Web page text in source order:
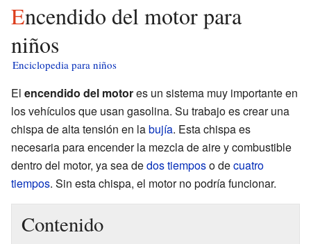
Encendido del motor para
niños
Enciclopedia para niños
El encendido del motores un sistema muy importante en
los vehículos que usan gasolina. Su trabajo es crear una
chispa de alta tensión en labujía. Esta chispa es
necesaria para encender la mezcla de aire y combustible
dentro del motor, ya sea dedos tiemposo decuatro
tiempos. Sin esta chispa, el motor no podría funcionar.
Contenido